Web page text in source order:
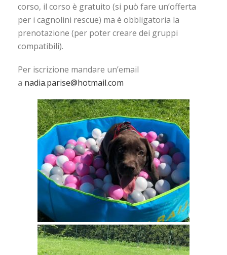
corso, il corso è gratuito (si può fare un’offerta
per i cagnolini rescue) ma è obbligatoria la
prenotazione (per poter creare dei gruppi
compatibili).
Per iscrizione mandare un’email
a nadia.parise@hotmail.com